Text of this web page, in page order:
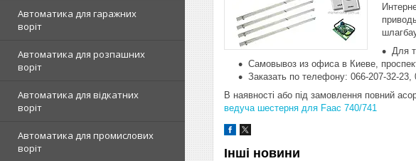
Автоматика для гаражних
воріт
Автоматика для розпашних
воріт
Автоматика для відкатних
воріт
Автоматика для промислових
воріт
Для
Самовывоз из офиса в Киеве,
Заказать по телефону: 066-207-32-23,
В наявності або під замовлення повний
ведуча шестерня для Faac 740/741
Інші новини